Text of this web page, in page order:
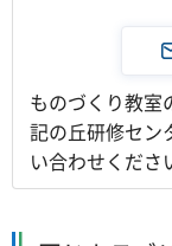
ものづくり教室
記の丘研修セン
い合わせくださ